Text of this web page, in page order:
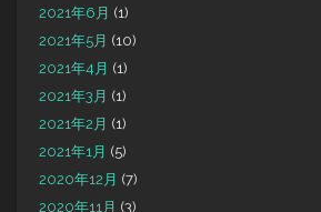
2021年6月 (1)
2021年5月 (10)
2021年4月 (1)
2021年3月 (1)
2021年2月 (1)
2021年1月 (5)
2020年12月 (7)
2020年11月 (3)